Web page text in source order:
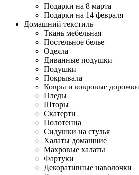
Подарки на 8 марта
Подарки на 14 февраля
Домашний текстиль
Ткань мебельная
Постельное белье
Одеяла
Диванные подушки
Подушки
Покрывала
Ковры и ковровые дорожки
Пледы
Шторы
Скатерти
Полотенца
Сидушки на стулья
Халаты домашние
Махровые халаты
Фартуки
Декоративные наволочки